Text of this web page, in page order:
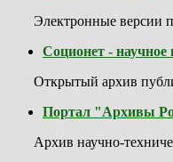
Электронные версии
Соционет -
Открытый архив
Портал "Архивы
Архив научно-